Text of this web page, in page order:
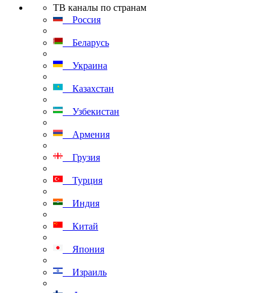
ТВ каналы по странам
Россия
Беларусь
Украина
Казахстан
Узбекистан
Армения
Грузия
Турция
Индия
Китай
Япония
Израиль